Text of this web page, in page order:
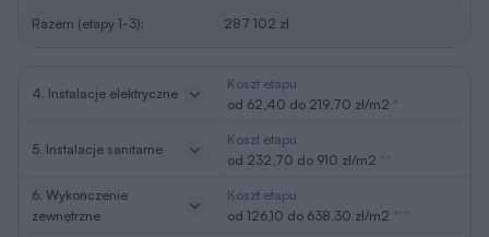
Razem (etapy 1-3): 287 102 zł
4. Instalacje elektryczne
Koszt etapu
od 62,40 do 219,70 zł/m2 *
5. Instalacje sanitarne
Koszt etapu
od 232,70 do 910 zł/m2 **
6. Wykończenie
zewnętrzne
Koszt etapu
od 126,10 do 638,30 zł/m2 ***